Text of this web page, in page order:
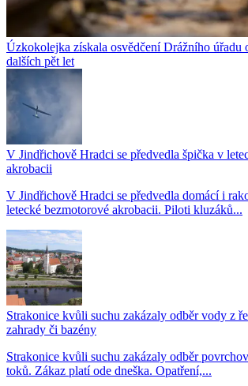
Úzkokolejka získala osvědčení Drážního úřadu
dalších pět let
V Jindřichově Hradci se předvedla špička v
akrobacii
V Jindřichově Hradci se předvedla domácí i
letecké bezmotorové akrobacii. Piloti kluzáků...
Strakonice kvůli suchu zakázaly odběr vody z
zahrady či bazény
Strakonice kvůli suchu zakázaly odběr
toků. Zákaz platí ode dneška. Opatření,...